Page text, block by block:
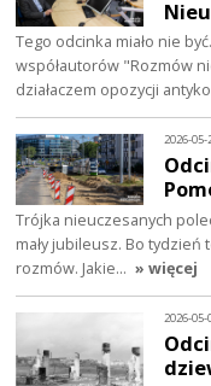
Tego odcinka miało nie
współautorów "Rozmów
działaczem opozycji
2026-
Trójka nieuczesanych
mały jubileusz. Bo
rozmów. Jakie… » więcej
2026-